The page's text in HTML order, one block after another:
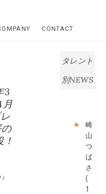
Company
スタードリ
ームカンパ
CONTACT
3
月
タレント
別NEWS
崎
山
つ
ば
さ
(
1